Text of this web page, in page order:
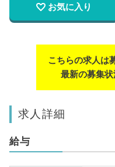
お気に入り
こちらの求人は
最新の募集状
求人詳細
給与